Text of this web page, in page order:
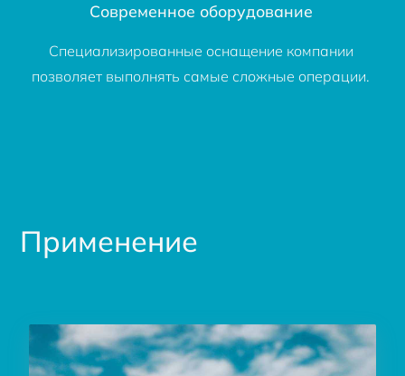
Современное оборудование
Специализированные оснащение компании
позволяет выполнять самые сложные операции.
Применение